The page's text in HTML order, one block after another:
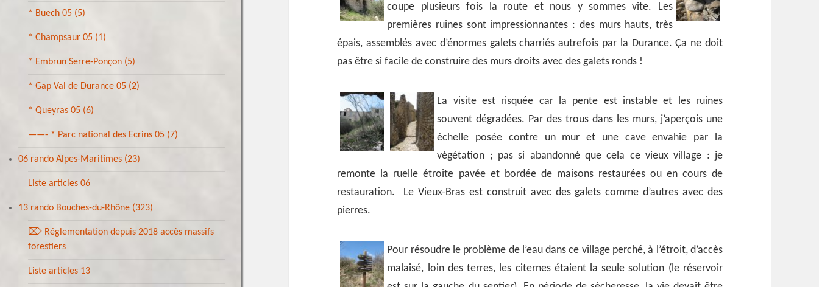
* Buech 05 (5)
* Champsaur 05 (1)
* Embrun Serre-Ponçon (5)
* Gap Val de Durance 05 (2)
* Queyras 05 (6)
——- * Parc national des Ecrins 05 (7)
06 rando Alpes-Maritimes (23)
Liste articles 06
13 rando Bouches-du-Rhône (323)
⌦ Réglementation depuis 2018 accès massifs
forestiers
Liste articles 13
coupe plusieurs fois la route et nous y sommes vite. Les
premières ruines sont impressionnantes : des murs hauts, très
épais, assemblés avec d’énormes galets charriés autrefois par la Durance. Ça ne doit
pas être si facile de construire des murs droits avec des galets ronds !
La visite est risquée car la pente est instable et les ruines
souvent dégradées. Par des trous dans les murs, j’aperçois une
échelle posée contre un mur et une cave envahie par la
végétation ; pas si abandonné que cela ce vieux village : je
remonte la ruelle étroite pavée et bordée de maisons restaurées ou en cours de
restauration. Le Vieux-Bras est construit avec des galets comme d’autres avec des
pierres.
Pour résoudre le problème de l’eau dans ce village perché, à l’étroit, d’accès
malaisé, loin des terres, les citernes étaient la seule solution (le réservoir